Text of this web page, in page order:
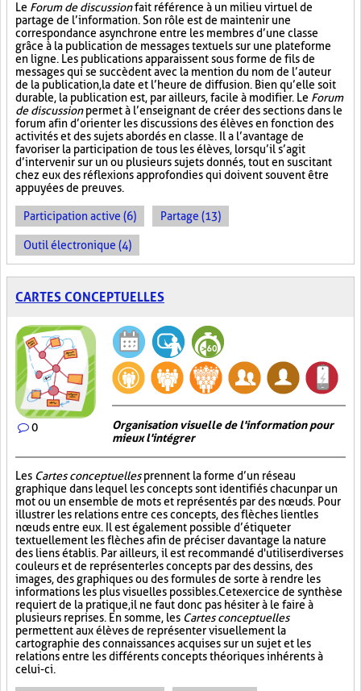
Le Forum de discussionfait référence à un milieu virtuel de
partage de l’information. Son rôle est de maintenir une
correspondance asynchrone entre les membres d’une classe
grâce à la publication de messages textuels sur une plateforme
en ligne. Les publications apparaissent sous forme de fils de
messages qui se succèdent avec la mention du nom de l’auteur
de la publication, la date et l’heure de diffusion. Bien qu’elle soit
durable, la publication est, par ailleurs, facile à modifier. Le Forum
de discussionpermet à l’enseignant de créer des sections dans le
forum afin d’orienter les discussions des élèves en fonction des
activités et des sujets abordés en classe. Il a l’avantage de
favoriser la participation de tous les élèves, lorsqu’il s’agit
d’intervenir sur un ou plusieurs sujets donnés, tout en suscitant
chez eux des réflexions approfondies qui doivent souvent être
appuyées de preuves.
Participation active (6) Partage (13)
Outil électronique (4)
CARTES CONCEPTUELLES
0
Organisation visuelle de l'information pour
mieux l'intégrer
Les Cartes conceptuellesprennent la forme d’un réseau
graphique dans lequel les concepts sont identifiés chacun par un
mot ou un ensemble de mots et représentés par des nœuds. Pour
illustrer les relations entre ces concepts, des flèches lient les
nœuds entre eux. Il est également possible d’étiqueter
textuellement les flèches afin de préciser davantage la nature
des liens établis. Par ailleurs, il est recommandé d'utiliser diverses
couleurs et de représenter les concepts par des dessins, des
images, des graphiques ou des formules de sorte à rendre les
informations les plus visuelles possibles. Cet exercice de synthèse
requiert de la pratique, il ne faut donc pas hésiter à le faire à
plusieurs reprises. En somme, les Cartes conceptuelles
permettent aux élèves de représenter visuellement la
cartographie des connaissances acquises sur un sujet et les
relations entre les différents concepts théoriques inhérents à
celui-ci.